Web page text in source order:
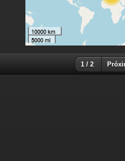
10000 km
5000 mi
1 / 2